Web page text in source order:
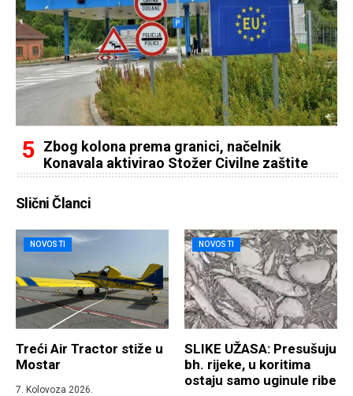
Zbog kolona prema granici, načelnik
Konavala aktivirao Stožer Civilne zaštite
Slični Članci
NOVOSTI
Treći Air Tractor stiže u
Mostar
7. Kolovoza 2026.
NOVOSTI
SLIKE UŽASA: Presušuju
bh. rijeke, u koritima
ostaju samo uginule ribe